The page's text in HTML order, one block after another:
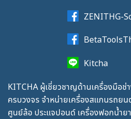
ZENITHG-
Kitcha
KITCHA ผู้เชี่ยวชาญด้านเครื่องมือ
ครบวงจร จำหน่ายเครื่องสแกนรถย
ศูนย์ล้อ ประแจปอนด์ เครื่องฟอกน้ำย